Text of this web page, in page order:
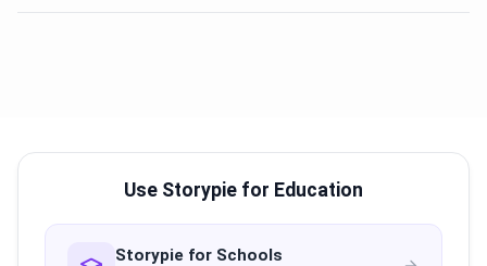
Use Storypie for Education
Storypie for Schools